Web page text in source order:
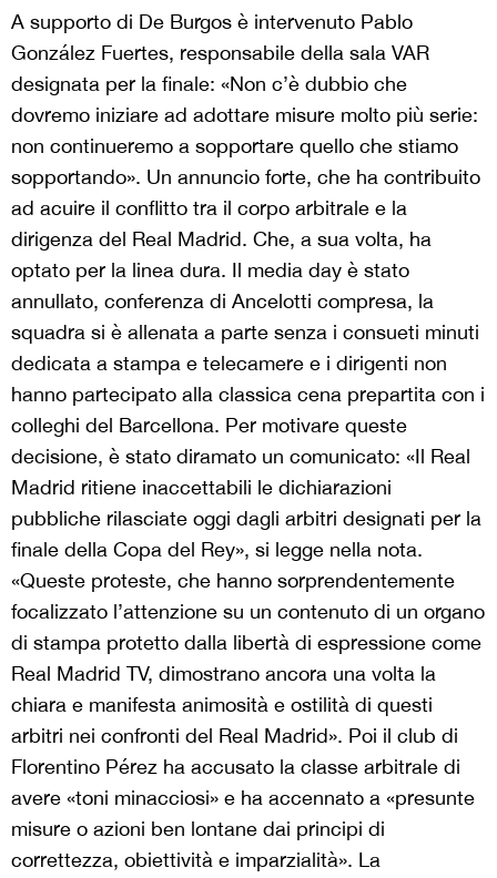
A supporto di De Burgos è intervenuto Pablo
González Fuertes, responsabile della sala VAR
designata per la finale: «Non c’è dubbio che
dovremo iniziare ad adottare misure molto più serie:
non continueremo a sopportare quello che stiamo
sopportando». Un annuncio forte, che ha contribuito
ad acuire il conflitto tra il corpo arbitrale e la
dirigenza del Real Madrid. Che, a sua volta, ha
optato per la linea dura. Il media day è stato
annullato, conferenza di Ancelotti compresa, la
squadra si è allenata a parte senza i consueti minuti
dedicata a stampa e telecamere e i dirigenti non
hanno partecipato alla classica cena prepartita con i
colleghi del Barcellona. Per motivare queste
decisione, è stato diramato un comunicato: «Il Real
Madrid ritiene inaccettabili le dichiarazioni
pubbliche rilasciate oggi dagli arbitri designati per la
finale della Copa del Rey», si legge nella nota.
«Queste proteste, che hanno sorprendentemente
focalizzato l’attenzione su un contenuto di un organo
di stampa protetto dalla libertà di espressione come
Real Madrid TV, dimostrano ancora una volta la
chiara e manifesta animosità e ostilità di questi
arbitri nei confronti del Real Madrid». Poi il club di
Florentino Pérez ha accusato la classe arbitrale di
avere «toni minacciosi» e ha accennato a «presunte
misure o azioni ben lontane dai principi di
correttezza, obiettività e imparzialità». La